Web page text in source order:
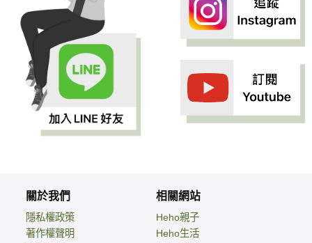
關於我們
隱私權政策
著作權聲明
相關網站
Heho親子
Heho生活